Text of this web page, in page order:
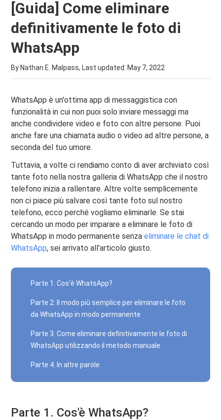
[Guida] Come eliminare
definitivamente le foto di
WhatsApp
By Nathan E. Malpass, Last updated: May 7, 2022
WhatsApp è un'ottima app di messaggistica con
funzionalità in cui non puoi solo inviare messaggi ma
anche condividere video e foto con altre persone. Puoi
anche fare una chiamata audio o video ad altre persone, a
seconda del tuo umore.
Tuttavia, a volte ci rendiamo conto di aver archiviato così
tante foto nella nostra galleria di WhatsApp che il nostro
telefono inizia a rallentare. Altre volte semplicemente
non ci piace più salvare così tante foto sul nostro
telefono, ecco perché vogliamo eliminarle. Se stai
cercando un modo per imparare a eliminare le foto di
WhatsApp in modo permanente senzaeliminare le chat di
WhatsApp, sei arrivato all'articolo giusto.
Parte 1. Cos'è WhatsApp?
Parte 2. Il modo più semplice per eliminare le foto
da WhatsApp in modo permanente
Parte 3. Come eliminare definitivamente le foto di
WhatsApp utilizzando il metodo manuale
Parte 4. In altre parole
Parte 1. Cos'è WhatsApp?